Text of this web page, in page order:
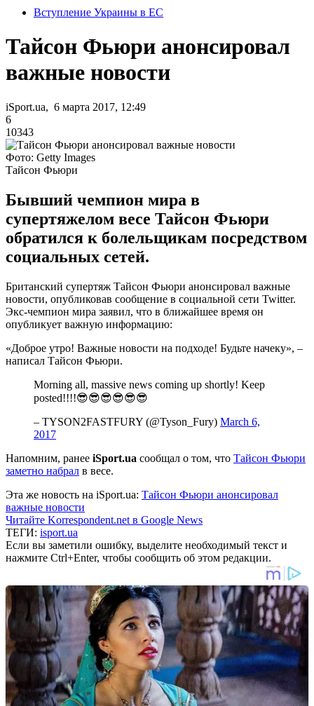
Вступление Украины в ЕС
Тайсон Фьюри анонсировал
важные новости
iSport.ua, 6 марта 2017, 12:49
6
10343
Фото: Getty Images
Тайсон Фьюри
Бывший чемпион мира в
супертяжелом весе Тайсон Фьюри
обратился к болельщикам посредством
социальных сетей.
Британский супертяж Тайсон Фьюри анонсировал важные
новости, опубликовав сообщение в социальной сети Twitter.
Экс-чемпион мира заявил, что в ближайшее время он
опубликует важную информацию:
«Доброе утро! Важные новости на подходе! Будьте начеку», –
написал Тайсон Фьюри.
Morning all, massive news coming up shortly! Keep
posted!!!!😎😎😎😎😎😎
– TYSON2FASTFURY (@Tyson_Fury) March 6,
2017
Напомним, ранее iSport.ua сообщал о том, что Тайсон Фьюри
заметно набрал в весе.
Эта же новость на iSport.ua: Тайсон Фьюри анонсировал
важные новости
Читайте Korrespondent.net в Google News
ТЕГИ: isport.ua
Если вы заметили ошибку, выделите необходимый текст и
нажмите Ctrl+Enter, чтобы сообщить об этом редакции.